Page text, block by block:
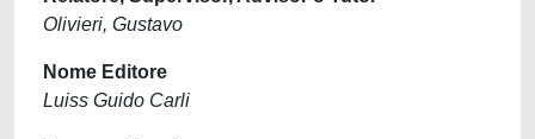
Olivieri, Gustavo
Nome Editore
Luiss Guido Carli